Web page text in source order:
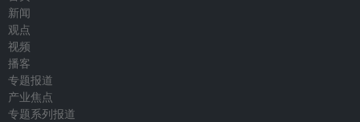
新闻
观点
视频
播客
专题报道
产业焦点
专题系列报道